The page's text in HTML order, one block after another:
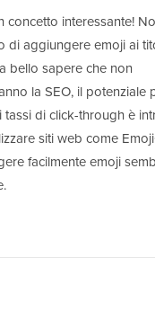
concetto interessante!
di aggiungere emoji ai
bello sapere che non
la SEO, il potenziale
tassi di click-through è
siti web come
facilmente emoji